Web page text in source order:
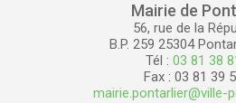
Mairie de
56, rue de la
B.P. 259 25304
Tél : 03 81 38
Fax : 03 81 39
mairie.pontarlier@ville-